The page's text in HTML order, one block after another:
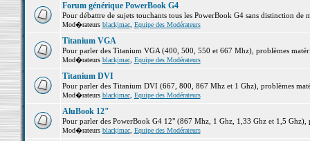
Forum générique PowerBook G4
Pour débattre de sujets touchants tous les PowerBook G4 sans distinction de
Mod�rateurs blackjmac, Equipe des Modérateurs
Titanium VGA
Pour parler des Titanium VGA (400, 500, 550 et 667 Mhz), problèmes
Mod�rateurs blackjmac, Equipe des Modérateurs
Titanium DVI
Pour parler des Titanium DVI (667, 800, 867 Mhz et 1 Ghz), problèmes
Mod�rateurs blackjmac, Equipe des Modérateurs
AluBook 12"
Pour parler des PowerBook G4 12" (867 Mhz, 1 Ghz, 1,33 Ghz et 1,5 Ghz),
Mod�rateurs blackjmac, Equipe des Modérateurs